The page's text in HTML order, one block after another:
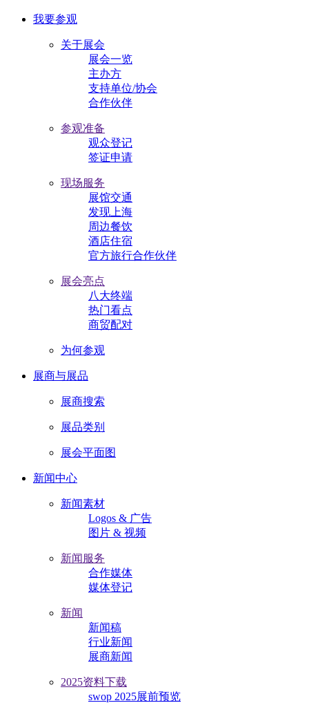
我要参观
关于展会
展会一览
主办方
支持单位/协会
合作伙伴
参观准备
观众登记
签证申请
现场服务
展馆交通
发现上海
周边餐饮
酒店住宿
官方旅行合作伙伴
展会亮点
八大终端
热门看点
商贸配对
为何参观
展商与展品
展商搜索
展品类别
展会平面图
新闻中心
新闻素材
Logos & 广告
图片 & 视频
新闻服务
合作媒体
媒体登记
新闻
新闻稿
行业新闻
展商新闻
2025资料下载
swop 2025展前预览